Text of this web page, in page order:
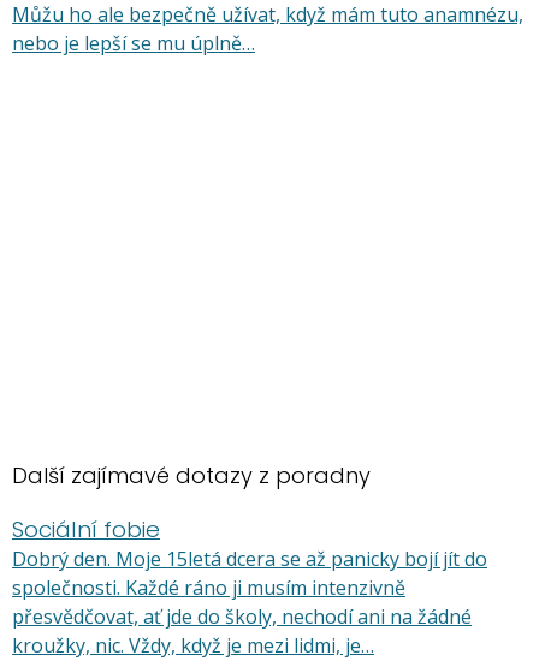
Můžu ho ale bezpečně užívat, když mám tuto anamnézu,
nebo je lepší se mu úplně…
Další zajímavé dotazy z poradny
Sociální fobie
Dobrý den. Moje 15letá dcera se až panicky bojí jít do
společnosti. Každé ráno ji musím intenzivně
přesvědčovat, ať jde do školy, nechodí ani na žádné
kroužky, nic. Vždy, když je mezi lidmi, je…